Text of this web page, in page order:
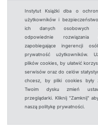
Instytut Książki dba o
użytkowników i
ich danych osobowych
odpowiednie rozwiązania
zapobiegające ingerencji
prywatność użytkowników.
plików cookies, by ułatwić
serwisów oraz do celów
chcesz, by pliki cookies były
Twoim dysku zmień
przeglądarki. Kliknij "Zamknij"
naszą politykę prywatności.